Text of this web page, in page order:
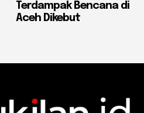
Terdampak Bencana di
Aceh Dikebut